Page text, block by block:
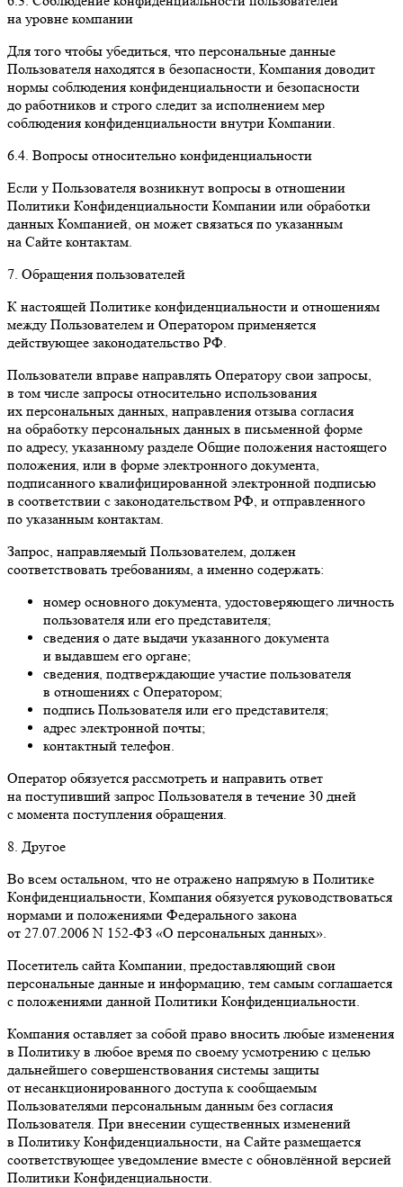
на уровне компании
Для того чтобы убедиться, что персональные данные
Пользователя находятся в безопасности, Компания доводит
нормы соблюдения конфиденциальности и безопасности
до работников и строго следит за исполнением мер
соблюдения конфиденциальности внутри Компании.
6.4. Вопросы относительно конфиденциальности
Если у Пользователя возникнут вопросы в отношении
Политики Конфиденциальности Компании или обработки
данных Компанией, он может связаться по указанным
на Сайте контактам.
7. Обращения пользователей
К настоящей Политике конфиденциальности и отношениям
между Пользователем и Оператором применяется
действующее законодательство РФ.
Пользователи вправе направлять Оператору свои запросы,
в том числе запросы относительно использования
их персональных данных, направления отзыва согласия
на обработку персональных данных в письменной форме
по адресу, указанному разделе Общие положения настоящего
положения, или в форме электронного документа,
подписанного квалифицированной электронной подписью
в соответствии с законодательством РФ, и отправленного
по указанным контактам.
Запрос, направляемый Пользователем, должен
соответствовать требованиям, а именно содержать:
номер основного документа, удостоверяющего личность
пользователя или его представителя;
сведения о дате выдачи указанного документа
и выдавшем его органе;
сведения, подтверждающие участие пользователя
в отношениях с Оператором;
подпись Пользователя или его представителя;
адрес электронной почты;
контактный телефон.
Оператор обязуется рассмотреть и направить ответ
на поступивший запрос Пользователя в течение 30 дней
с момента поступления обращения.
8. Другое
Во всем остальном, что не отражено напрямую в Политике
Конфиденциальности, Компания обязуется руководствоваться
нормами и положениями Федерального закона
от 27.07.2006 N 152-ФЗ «О персональных данных».
Посетитель сайта Компании, предоставляющий свои
персональные данные и информацию, тем самым соглашается
с положениями данной Политики Конфиденциальности.
Компания оставляет за собой право вносить любые изменения
в Политику в любое время по своему усмотрению с целью
дальнейшего совершенствования системы защиты
от несанкционированного доступа к сообщаемым
Пользователями персональным данным без согласия
Пользователя. При внесении существенных изменений
в Политику Конфиденциальности, на Сайте размещается
соответствующее уведомление вместе с обновлённой версией
Политики Конфиденциальности.